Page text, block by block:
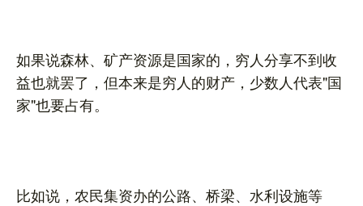
如果说森林、矿产资源是国家的，穷人分享不到收
益也就罢了，但本来是穷人的财产，少数人代表"国
家"也要占有。
比如说，农民集资办的公路、桥梁、水利设施等